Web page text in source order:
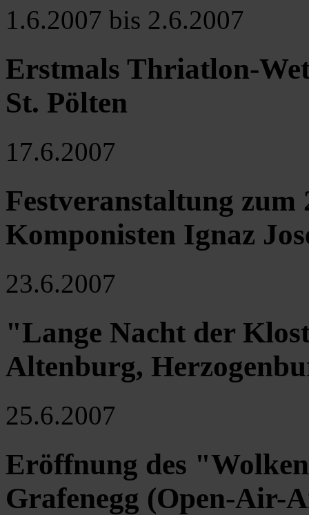
1.6.2007 bis 2.6.2007
Erstmals Thriatlon-
St. Pölten
17.6.2007
Festveranstaltung zum
Komponisten Ignaz
23.6.2007
"Lange Nacht der
Altenburg,
25.6.2007
Eröffnung des
Grafenegg (Open-Air-